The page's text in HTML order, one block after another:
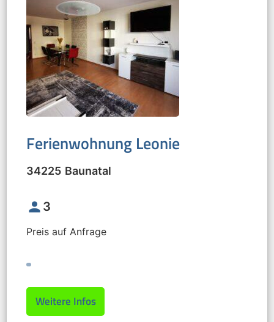
Ferienwohnung Leonie
34225 Baunatal
person 3
Preis auf Anfrage
Weitere Infos